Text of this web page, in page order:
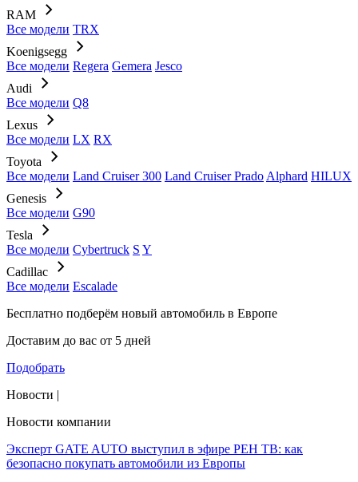
RAM
Все модели TRX
Koenigsegg
Все модели Regera Gemera Jesco
Audi
Все модели Q8
Lexus
Все модели LX RX
Toyota
Все модели Land Cruiser 300 Land Cruiser Prado Alphard HILUX
Genesis
Все модели G90
Tesla
Все модели Cybertruck S Y
Cadillac
Все модели Escalade
Бесплатно подберём новый автомобиль в Европе
Доставим до вас от 5 дней
Подобрать
Новости |
Новости компании
Эксперт GATE AUTO выступил в эфире РЕН ТВ: как
безопасно покупать автомобили из Европы